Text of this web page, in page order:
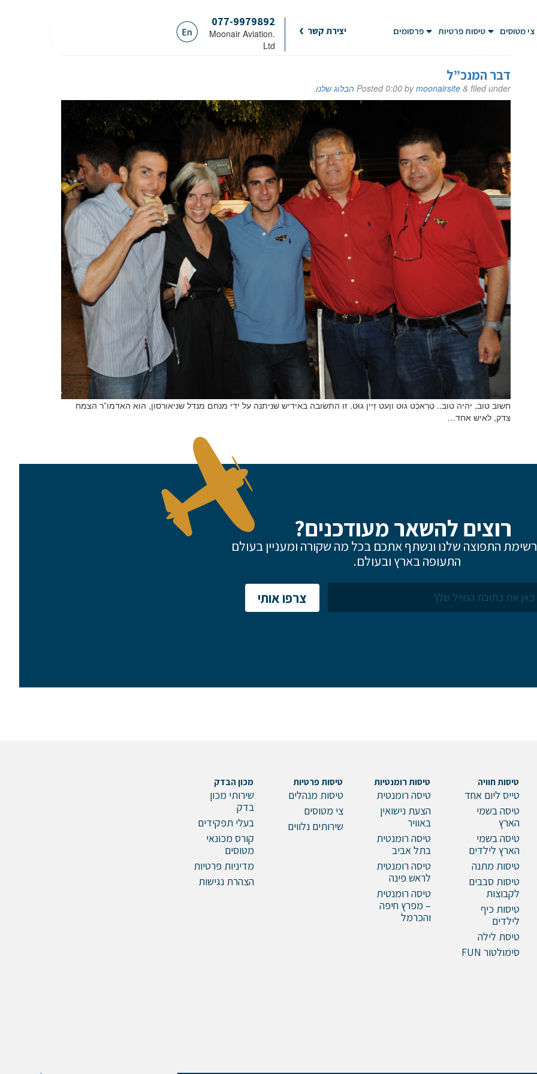
צי מטוסים טיסות פרטיות פרסומים יצירת קשר
077-9979892
.Moonair Aviation
Ltd
Posts Tagged:בג”צ
דבר המנכ”ל
Posted0:00 bymoonairsite & filed under הבלוג שלנו.
חשוב טוב, יהיה טוב.. טְרַאכְט גוּט ווֶעט זַיין גוּט. זו התשובה באידיש שניתנה על ידי מנחם מנדל שניאורסון, הוא האדמו”ר הצמח
צדק, לאיש אחד…
רוצים להשאר מעודכנים?
התפוצה שלנו ונשתף אתכם בכל מה שקורה ומעניין בעולם
התעופה בארץ ובעולם.
צרפו אותי
טיסות חוויה
טייס ליום אחד
טיסה בשמי
הארץ
טיסה בשמי
הארץ לילדים
טיסות מתנה
טיסות סבבים
לקבוצות
טיסות כיף
לילדים
טיסת לילה
סימולטור FUN
טיסות רומנטיות
טיסה רומנטית
הצעת נישואין
באוויר
טיסה רומנטית
בתל אביב
טיסה רומנטית
לראש פינה
טיסה רומנטית
– מפרץ חיפה
והכרמל
טיסות פרטיות
טיסות מנהלים
צי מטוסים
שירותים נלווים
מכון הבדק
שירותי מכון
בדק
בעלי תפקידים
קורס מכונאי
מטוסים
מדיניות פרטיות
הצהרת נגישות
שם משפחה
דוא"ל טלפון